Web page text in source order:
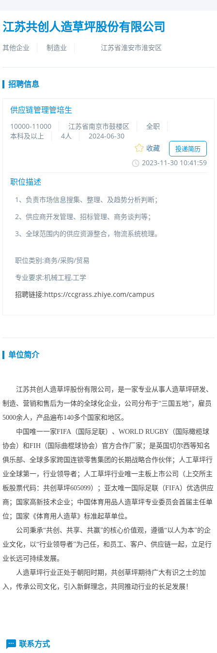
江苏共创人造草坪股份有限公司
其他企业 制造业 江苏省淮安市淮安区
招聘信息
供应链管理管培生
10000-11000 江苏省南京市鼓楼区
全职
本科及以上
4人
2024-06-30
收藏
投递简历
2023-11-3010:41:59
职位描述
1 、负责市场信息搜集、整理、及趋势分析判断；
2、供应商开发管理、招标管理、商务谈判等；
3、全球范围内的供应资源整合，物流系统梳理。
职位类别:商务/采购/贸易
专业要求:机械工程,工学
招聘链接:https://ccgrass.zhiye.com/campus
单位简介
江苏共创人造草坪股份有限公司，是一家专业从事人造草坪研发、
制造、营销和售后为一体的全球化企业，公司分布于“三国五地”，雇员
5000余人，产品遍布140多个国家和地区。
中国唯一一家FIFA（国际足联）、WORLDRUGBY（国际橄榄球
协会）和FIH（国际曲棍球协会）官方合作厂家；是英国切尔西等知名
俱乐部、全球多家跨国连锁零售集团的长期战略合作伙伴；人工草坪行
业全球第一，行业领导者；人工草坪行业唯一主板上市公司（上交所主
板股票代码：共创草坪605099）；亚太唯一国际足联（FIFA）优选供应
商；国家高新技术企业；中国体育用品人造草坪专业委员会首届主任单
位；国家《体育用人造草》标准起草单位。
公司秉承“共创、共享、共赢”的核心价值观，遵循“以人为本”的企
业文化，以“行业领导者”为己任，和员工、客户、供应链一起，立足行
业长远可持续发展。
人造草坪行业正处于朝阳时期，共创草坪期待广大有识之士的加
入，传承公司文化，引入新鲜理念，共同推动行业的长足发展！
联系方式